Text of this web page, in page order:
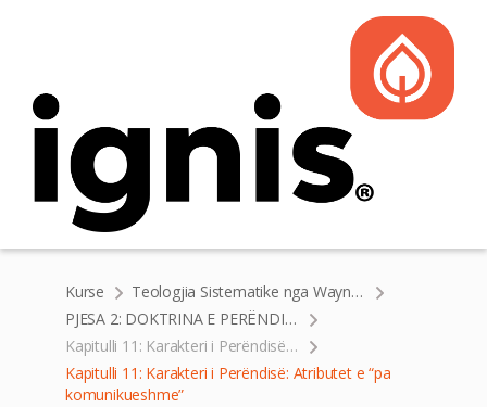
Kurse
Teologjia Sistematike nga Wayne Grudem
PJESA 2: DOKTRINA E PERËNDISË
Kapitulli 11: Karakteri i Perëndisë: Atributet e “pa komunikueshme”
Kapitulli 11: Karakteri i Perëndisë: Atributet e “pa
komunikueshme”